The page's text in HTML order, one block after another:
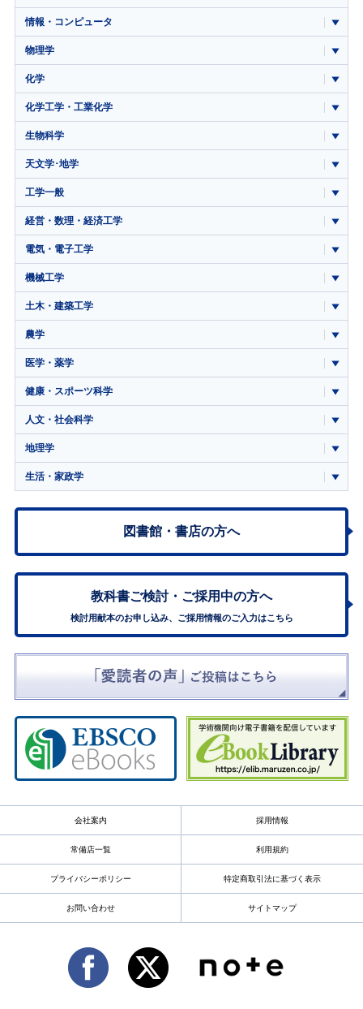
情報・コンピュータ
物理学
化学
化学工学・工業化学
生物科学
天文学･地学
工学一般
経営・数理・経済工学
電気・電子工学
機械工学
土木・建築工学
農学
医学・薬学
健康・スポーツ科学
人文・社会科学
地理学
生活・家政学
図書館・書店の方へ
教科書ご検討・ ご採用中の方へ
検討用献本のお申し込み、ご採用情報のご入力はこちら
会社案内 採用情報
常備店一覧 利用規約
プライバシーポリシー 特定商取引法に基づく表示
お問い合わせ サイトマップ